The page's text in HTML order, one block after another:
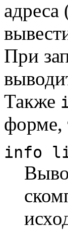
При
Также
форме,
info